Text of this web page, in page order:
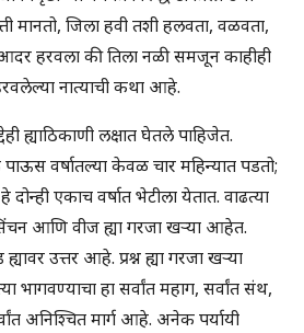
मानतो, जिला हवी तशी हलवता, वळवता,
हरवला की तिला नळी समजून काहीही
नात्याची कथा आहे.
ह्याठिकाणी लक्षात घेतले पाहिजेत.
वर्षातल्या केवळ चार महिन्यात पडतो;
एकाच वर्षात भेटीला येतात. वाढत्या
आणि वीज ह्या गरजा खऱ्या आहेत.
उत्तर आहे. प्रश्न ह्या गरजा खऱ्या
भागवण्याचा हा सर्वांत महाग, सर्वांत संथ,
अनिश्चित मार्ग आहे. अनेक पर्यायी